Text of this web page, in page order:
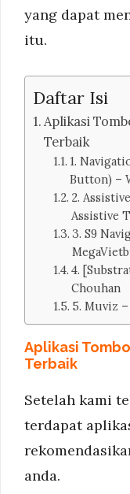
yang dapat
itu.
Daftar Isi
Aplikasi
Terbaik
1.
Button) –
2.
Assistive
3. S9
4.
Chouhan
5. Muviz
Aplikasi
Terbaik
Setelah kami
terdapat
anda.